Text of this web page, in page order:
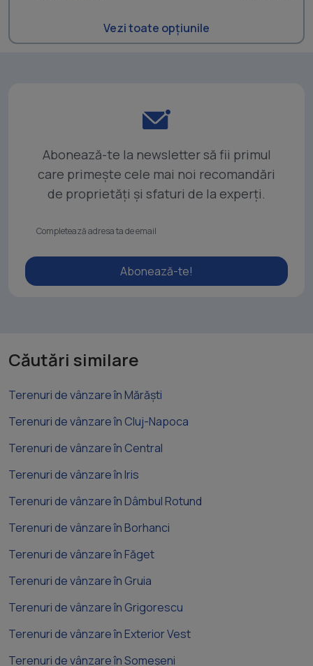
Vezi toate opțiunile
Abonează-te la newsletter să fii primul
care primește cele mai noi recomandări
de proprietăți și sfaturi de la experți.
Abonează-te!
Căutări similare
Terenuri de vânzare în Mărăști
Terenuri de vânzare în Cluj-Napoca
Terenuri de vânzare în Central
Terenuri de vânzare în Iris
Terenuri de vânzare în Dâmbul Rotund
Terenuri de vânzare în Borhanci
Terenuri de vânzare în Făget
Terenuri de vânzare în Gruia
Terenuri de vânzare în Grigorescu
Terenuri de vânzare în Exterior Vest
Terenuri de vânzare în Someșeni